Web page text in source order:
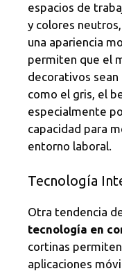
espacios de
y colores
una apariencia
permiten que el
decorativos
como el gris, el
especialmente
capacidad para
entorno laboral.
Tecnología
Otra tendencia
tecnología en
cortinas
aplicaciones